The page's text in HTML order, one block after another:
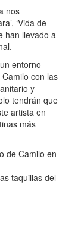
nos
‘Vida de
han llevado a
entorno
con las
y
tendrán que
artista en
más
de Camilo en
taquillas del